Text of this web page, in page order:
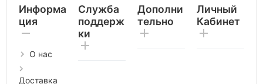
Информа
ция
О нас
Доставка
Служба
поддерж
ки
Дополни
тельно
Личный
Кабинет